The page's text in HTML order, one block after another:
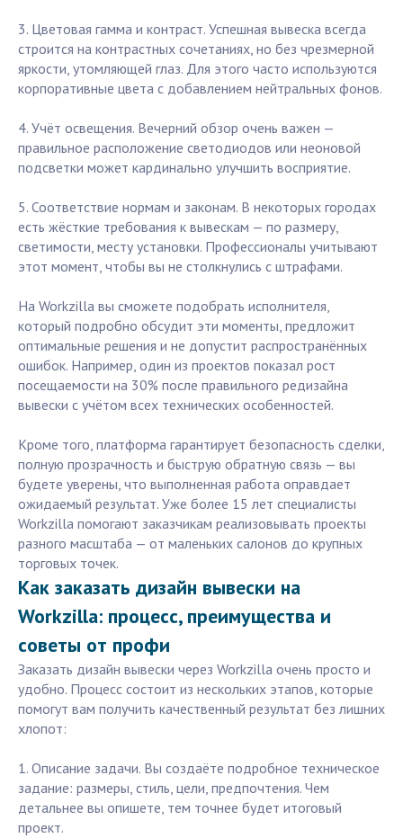
3. Цветовая гамма и контраст. Успешная вывеска всегда
строится на контрастных сочетаниях, но без чрезмерной
яркости, утомляющей глаз. Для этого часто используются
корпоративные цвета с добавлением нейтральных фонов.
4. Учёт освещения. Вечерний обзор очень важен —
правильное расположение светодиодов или неоновой
подсветки может кардинально улучшить восприятие.
5. Соответствие нормам и законам. В некоторых городах
есть жёсткие требования к вывескам — по размеру,
светимости, месту установки. Профессионалы учитывают
этот момент, чтобы вы не столкнулись с штрафами.
На Workzilla вы сможете подобрать исполнителя,
который подробно обсудит эти моменты, предложит
оптимальные решения и не допустит распространённых
ошибок. Например, один из проектов показал рост
посещаемости на 30% после правильного редизайна
вывески с учётом всех технических особенностей.
Кроме того, платформа гарантирует безопасность сделки,
полную прозрачность и быструю обратную связь — вы
будете уверены, что выполненная работа оправдает
ожидаемый результат. Уже более 15 лет специалисты
Workzilla помогают заказчикам реализовывать проекты
разного масштаба — от маленьких салонов до крупных
торговых точек.
Как заказать дизайн вывески на
Workzilla: процесс, преимущества и
советы от профи
Заказать дизайн вывески через Workzilla очень просто и
удобно. Процесс состоит из нескольких этапов, которые
помогут вам получить качественный результат без лишних
хлопот:
1. Описание задачи. Вы создаёте подробное техническое
задание: размеры, стиль, цели, предпочтения. Чем
детальнее вы опишете, тем точнее будет итоговый
проект.